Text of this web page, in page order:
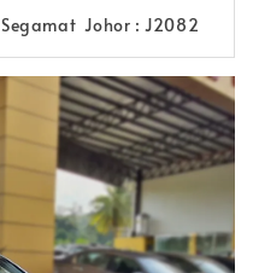
Segamat Johor : J2082